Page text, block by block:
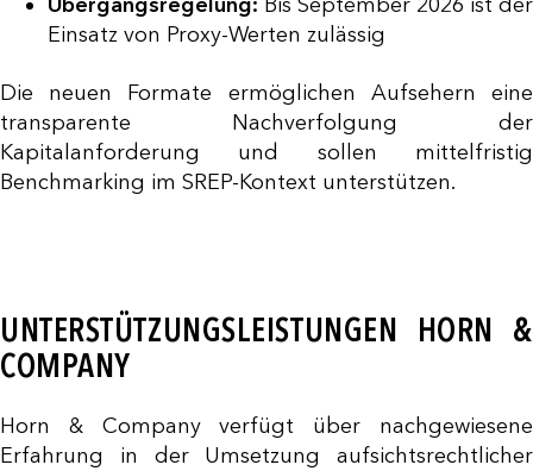
Einsatz von Proxy-Werten zulässig
Die neuen Formate ermöglichen Aufsehern eine
transparente Nachverfolgung der
Kapitalanforderung und sollen mittelfristig
Benchmarking im SREP-Kontext unterstützen.
UNTERSTÜTZUNGSLEISTUNGEN HORN &
COMPANY
Horn & Company verfügt über nachgewiesene
Erfahrung in der Umsetzung aufsichtsrechtlicher